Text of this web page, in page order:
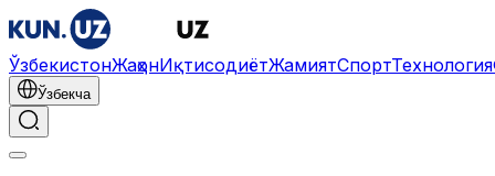
ЎзбекистонЖаҳонИқтисодиётЖамиятСпортТехнология
Ўзбекча